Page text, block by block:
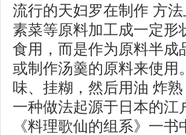
流行的天妇罗在制作 方
素菜等原料加工成一定
食用，而是作为原料半成
或制作汤羹的原料来使用
味、挂糊，然后用油 炸
一种做法起源于日本的
《料理歌仙的组系》一